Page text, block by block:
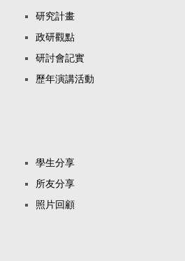
研究計畫
政研觀點
研討會記實
歷年演講活動
學生分享
所友分享
照片回顧